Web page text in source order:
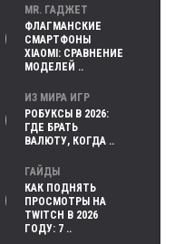
MR. ГАДЖЕТ
ФЛАГМАНСКИЕ
СМАРТФОНЫ
XIAOMI: СРАВНЕНИЕ
МОДЕЛЕЙ ..
ИЗ МИРА ИГР
РОБУКСЫ В 2026:
ГДЕ БРАТЬ
ВАЛЮТУ, КОГДА ..
ГАЙДЫ
КАК ПОДНЯТЬ
ПРОСМОТРЫ НА
TWITCH В 2026
ГОДУ: 7 ..